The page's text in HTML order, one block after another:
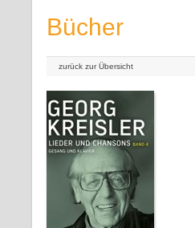
Bücher
zurück zur Übersicht